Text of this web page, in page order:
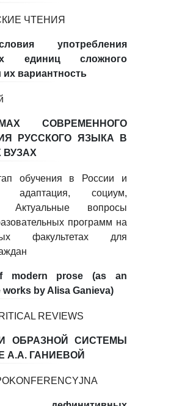
ЧТЕНИЯ
употребления
единиц сложного
вариантность
СОВРЕМЕННОГО
РУССКОГО ЯЗЫКА В
обучения в России и
социум,
Актуальные вопросы
программ на
факультетах для
modern prose (as an
by Alisa Ganieva)
REVIEWS
ОБРАЗНОЙ СИСТЕМЫ
А.А. ГАНИЕВОЙ